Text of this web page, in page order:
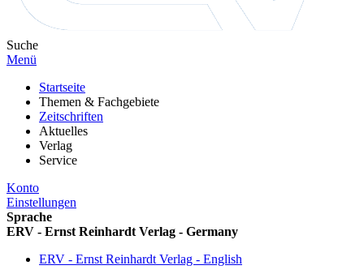
Suche
Menü
Startseite
Themen & Fachgebiete
Zeitschriften
Aktuelles
Verlag
Service
Konto
Einstellungen
Sprache
ERV - Ernst Reinhardt Verlag - Germany
ERV - Ernst Reinhardt Verlag - English